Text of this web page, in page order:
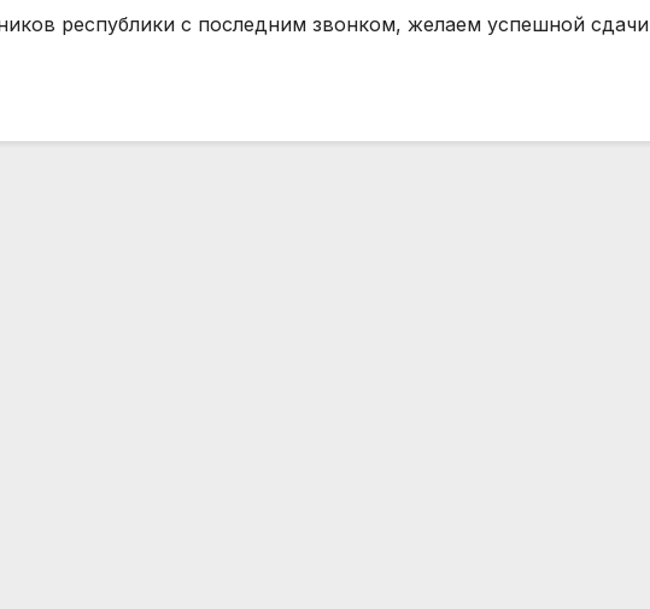
республики с последним звонком, желаем успешной сдачи